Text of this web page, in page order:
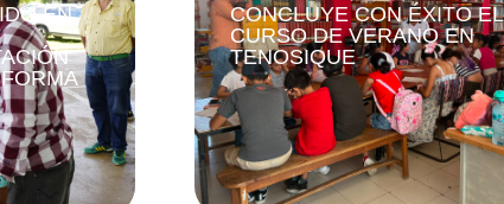
EN
CONCLUYE CON ÉXITO EL
CURSO DE VERANO EN
TENOSIQUE